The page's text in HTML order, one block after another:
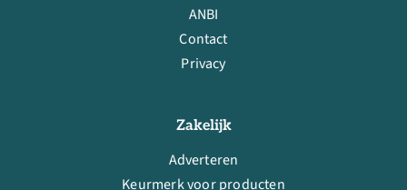
ANBI
Contact
Privacy
Zakelijk
Adverteren
Keurmerk voor producten